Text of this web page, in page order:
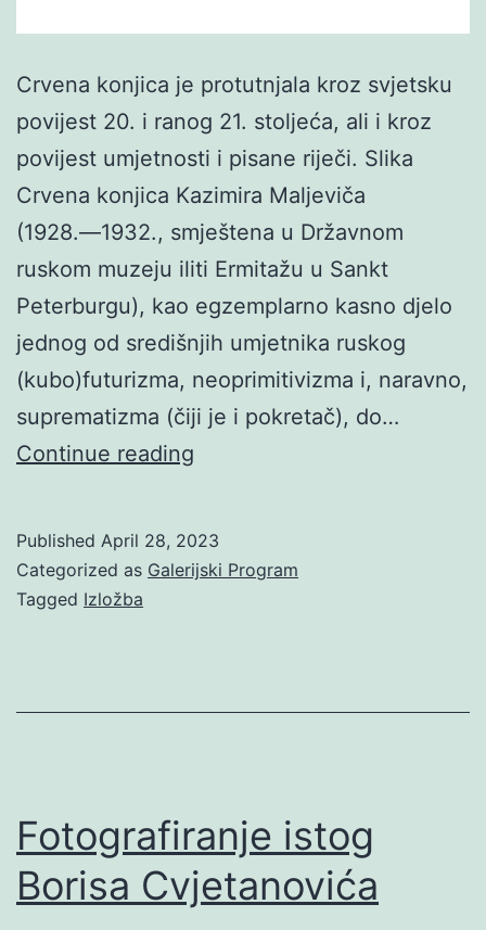
Crvena konjica je protutnjala kroz svjetsku
povijest 20. i ranog 21. stoljeća, ali i kroz
povijest umjetnosti i pisane riječi. Slika
Crvena konjica Kazimira Maljeviča
(1928.―1932., smještena u Državnom
ruskom muzeju iliti Ermitažu u Sankt
Peterburgu), kao egzemplarno kasno djelo
jednog od središnjih umjetnika ruskog
(kubo)futurizma, neoprimitivizma i, naravno,
suprematizma (čiji je i pokretač), do…
Continue reading
konjica;
Published April 28, 2023
Categorized as Galerijski Program
Tagged Izložba
Fotografiranje istog
Borisa Cvjetanovića